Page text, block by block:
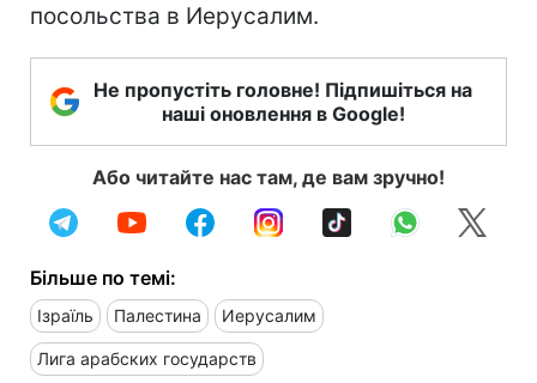
посольства в Иерусалим.
Не пропустіть головне! Підпишіться на
наші оновлення в Google!
Або читайте нас там, де вам зручно!
Більше по темі:
Ізраїль Палестина Иерусалим
Лига арабских государств